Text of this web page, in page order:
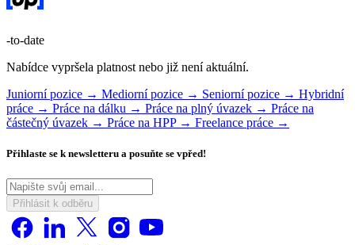
-to-date
Nabídce vypršela platnost nebo již není aktuální.
Juniorní pozice → Mediorní pozice → Seniorní pozice → Hybridní
práce → Práce na dálku → Práce na plný úvazek → Práce na
částečný úvazek → Práce na HPP → Freelance práce →
Přihlaste se k newsletteru a posuňte se vpřed!
Přihlásit k odběru